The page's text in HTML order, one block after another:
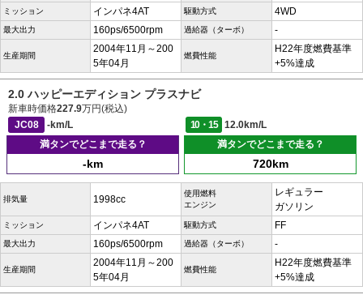
ミッション インパネ4AT 駆動方式 4WD
最大出力 160ps/6500rpm 過給器（ターボ） -
生産期間
2004年11月～200
5年04月
燃費性能
H22年度燃費基準
+5%達成
2.0 ハッピーエディション プラスナビ
新車時価格227.9万円(税込)
JC08
-km/L 10・15
12.0km/L
満タンでどこまで走る？
-km
満タンでどこまで走る？
720km
排気量 1998cc
使用燃料
エンジン
レギュラー
ガソリン
ミッション インパネ4AT 駆動方式 FF
最大出力 160ps/6500rpm 過給器（ターボ） -
生産期間
2004年11月～200
5年04月
燃費性能
H22年度燃費基準
+5%達成